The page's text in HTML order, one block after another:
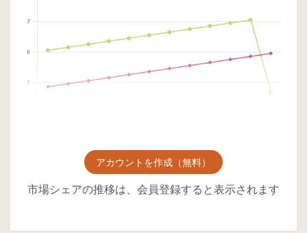
アカウントを作成（無料）
市場シェアの推移は、会員登録すると表示されます